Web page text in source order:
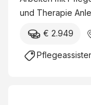
und Therapie
€ 2.949